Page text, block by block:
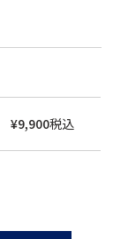
¥9,900税込